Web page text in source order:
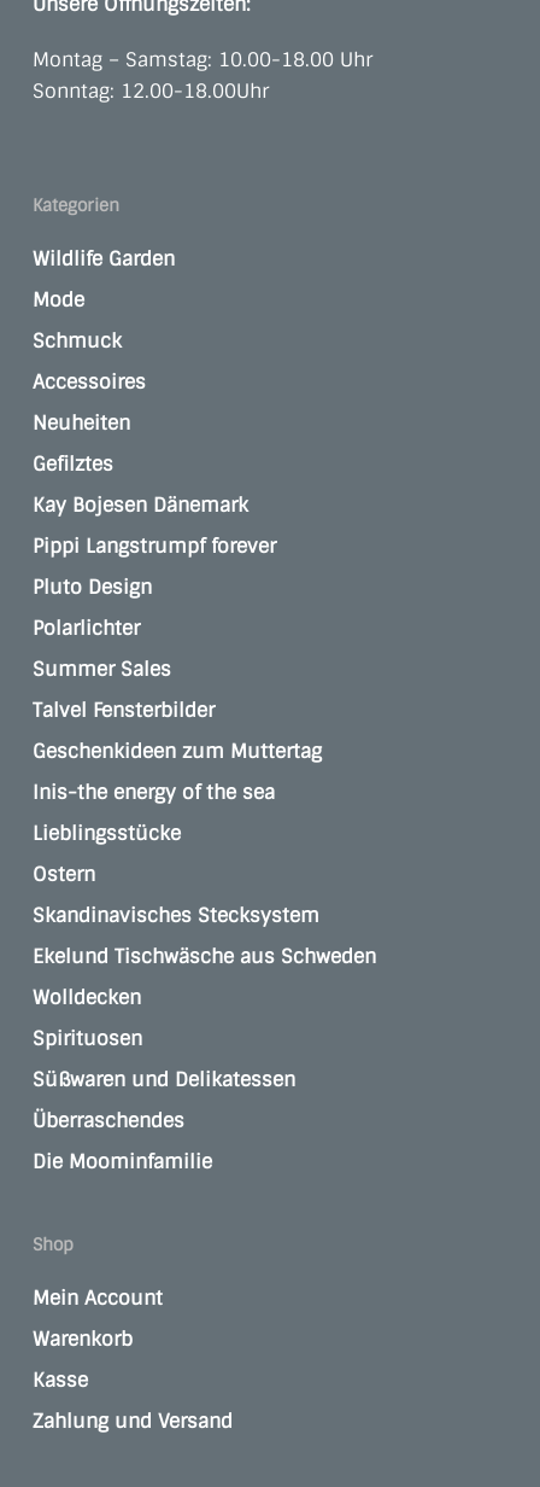
Montag – Samstag: 10.00-18.00 Uhr
Sonntag: 12.00-18.00Uhr
Kategorien
Wildlife Garden
Mode
Schmuck
Accessoires
Neuheiten
Gefilztes
Kay Bojesen Dänemark
Pippi Langstrumpf forever
Pluto Design
Polarlichter
Summer Sales
Talvel Fensterbilder
Geschenkideen zum Muttertag
Inis-the energy of the sea
Lieblingsstücke
Ostern
Skandinavisches Stecksystem
Ekelund Tischwäsche aus Schweden
Wolldecken
Spirituosen
Süßwaren und Delikatessen
Überraschendes
Die Moominfamilie
Shop
Mein Account
Warenkorb
Kasse
Zahlung und Versand